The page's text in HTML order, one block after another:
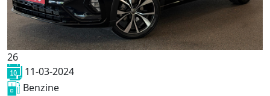
26
11-03-2024
Benzine